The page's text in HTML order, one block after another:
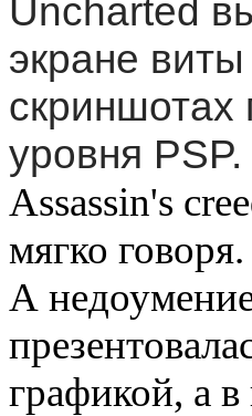
Uncharted
экране
скриншотах
уровня PSP.
Assassin's
мягко говоря.
А
графикой, а